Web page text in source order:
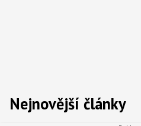
Nejnovější články